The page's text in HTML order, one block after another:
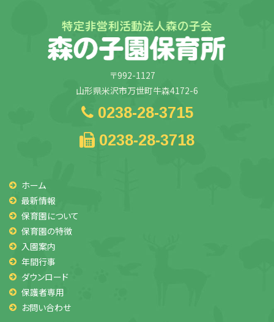
〒992-1127
山形県米沢市万世町牛森4172-6
0238-28-3715
0238-28-3718
ホーム
最新情報
保育園について
保育園の特徴
入園案内
年間行事
ダウンロード
保護者専用
お問い合わせ